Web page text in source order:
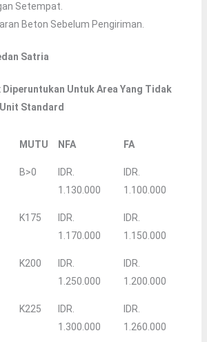
Setempat.
Beton Sebelum Pengiriman.
Satria
Untuk Area Yang Tidak
Standard
MUTU NFA FA
B>0
IDR.
1.130.000
IDR.
1.100.000
K175
IDR.
1.170.000
IDR.
1.150.000
K200
IDR.
1.250.000
IDR.
1.200.000
K225
IDR.
1.300.000
IDR.
1.260.000